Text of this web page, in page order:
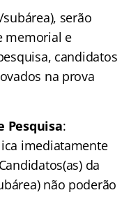
serão
memorial e
candidatos
na prova
Pesquisa:
imediatamente
da
não poderão